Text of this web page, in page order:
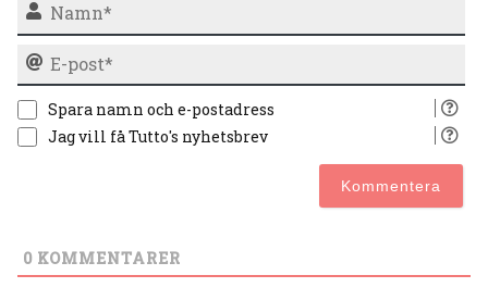
Spara namn och e-postadress
Jag vill få Tutto's nyhetsbrev
0 KOMMENTARER